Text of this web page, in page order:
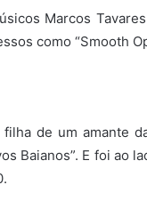
Marcos
como “Smooth
de um amante
Baianos”. E foi ao